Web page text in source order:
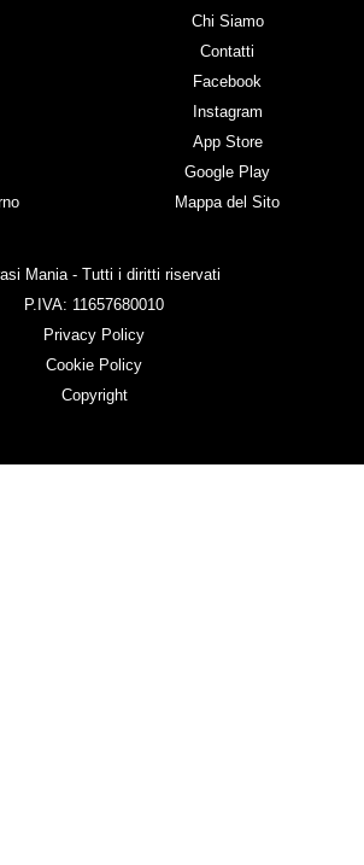
Chi Siamo
Contatti
Facebook
Instagram
App Store
Google Play
Mappa del Sito
Mania - Tutti i diritti riservati
P.IVA: 11657680010
Privacy Policy
Cookie Policy
Copyright